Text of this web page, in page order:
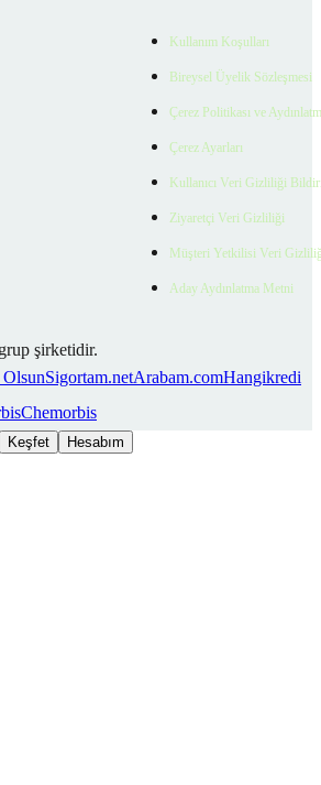
Kullanım Koşulları
Bireysel Üyelik Sözleşmesi
Çerez Politikası ve
Çerez Ayarları
Kullanıcı Veri Gizliliği
Ziyaretçi Veri Gizliliği
Müşteri Yetkilisi Veri
Aday Aydınlatma Metni
grup şirketidir.
Sigortam.netArabam.comHangikredi
Chemorbis
Keşfet Hesabım